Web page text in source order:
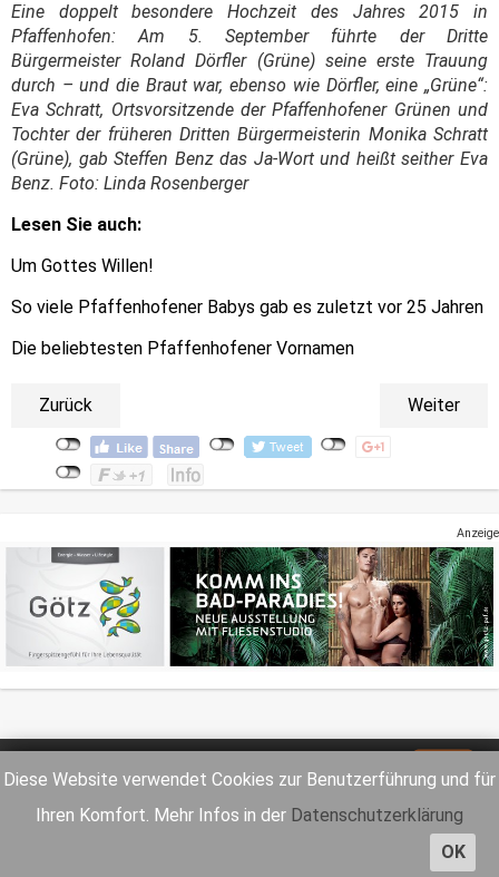
Diese Website verwendet Cookies zur Benutzerführung und für
Ihren Komfort. Mehr Infos in der Datenschutzerklärung
OK
Eine doppelt besondere Hochzeit des Jahres 2015 in
Pfaffenhofen: Am 5. September führte der Dritte
Bürgermeister Roland Dörfler (Grüne) seine erste Trauung
durch – und die Braut war, ebenso wie Dörfler, eine „Grüne“:
Eva Schratt, Ortsvorsitzende der Pfaffenhofener Grünen und
Tochter der früheren Dritten Bürgermeisterin Monika Schratt
(Grüne), gab Steffen Benz das Ja-Wort und heißt seither Eva
Benz. Foto: Linda Rosenberger
Lesen Sie auch:
Um Gottes Willen!
So viele Pfaffenhofener Babys gab es zuletzt vor 25 Jahren
Die beliebtesten Pfaffenhofener Vornamen
Zurück Weiter
Anzeige